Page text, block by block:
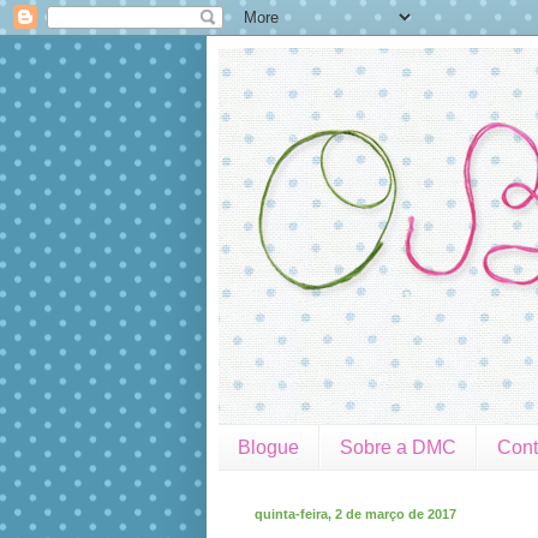
Blogue Sobre a DMC
quinta-feira, 2 de março de 2017